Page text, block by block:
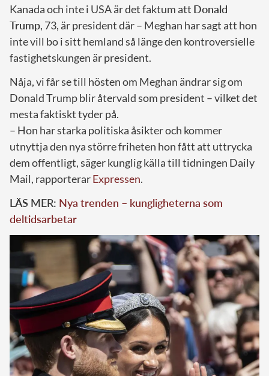
Kanada och inte i USA är det faktum att Donald
Trump, 73, är president där – Meghan har sagt att hon
inte vill bo i sitt hemland så länge den kontroversielle
fastighetskungen är president.
Nåja, vi får se till hösten om Meghan ändrar sig om
Donald Trump blir återvald som president – vilket det
mesta faktiskt tyder på.
– Hon har starka politiska åsikter och kommer
utnyttja den nya större friheten hon fått att uttrycka
dem offentligt, säger kunglig källa till tidningen Daily
Mail, rapporterarExpressen.
LÄS MER: Nya trenden – kungligheterna som
deltidsarbetar